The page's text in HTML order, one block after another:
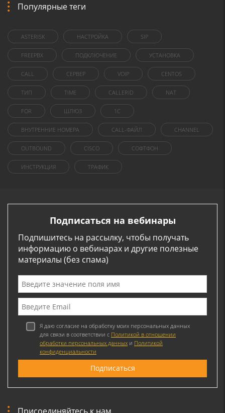
Популярные теги
ASTERISK НАСТРОЙКА SIP
FREEPBX ПОДКЛЮЧЕНИЕ УСТАНОВКА
CALL СЕРВЕР VOIP CENTOS
ТИП TIME CALLERID NAT
FOR ШЛЮЗ 1C
ВНУТРЕННИЕ НОМЕРА CALL-ФАЙЛ CHANNEL
OUTBOUND CISCO СОФТФОН
ИНСТРУКЦИЯ ТРАФИК
Подписаться на вебинары
Подпишитесь на рассылку, чтобы получать
информацию о вебинарах и другие полезные
материалы (без спама)
Я даю согласие на обработку моих персональных данных
для связи в соответствии с Политикой в отношении
обработки персональных данных и Политикой
конфиденциальности